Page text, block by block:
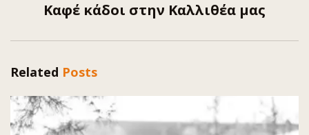
Καφέ κάδοι στην Καλλιθέα μας
Related Posts